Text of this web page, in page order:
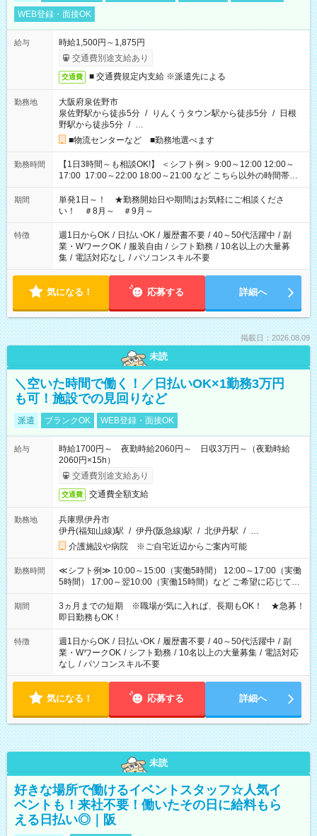
WEB登録・面接OK
給与
時給1,500円～1,875円
交通費別途支給あり
交通費 ■ 交通費規定内支給 ※派遣先による
勤務地
大阪府泉佐野市
泉佐野駅から徒歩5分 / りんくうタウン駅から徒歩5分 / 日根
野駅から徒歩5分 / …
■物流センターなど ■勤務地選べます
勤務時間
【1日3時間～も相談OK!】 ＜シフト例＞ 9:00～12:00 12:00～
17:00 17:00～22:00 18:00～21:00 など こちら以外の時間帯も
お気軽にご相談ください！
期間
単発1日～！ ★勤務開始日や期間はお気軽にご相談くださ
い！ ＃8月～ ＃9月～
特徴 週1日からOK / 日払いOK / 履歴書不要 / 40～50代活躍中 / 副
業・WワークOK / 服装自由 / シフト勤務 / 10名以上の大量募
集 / 電話対応なし / パソコンスキル不要
気になる！ 応募する 詳細へ
掲載日：2026.08.09
未読
＼空いた時間で働く！／日払いOK×1勤務3万円
も可！施設での見回りなど
派遣 ブランクOK WEB登録・面接OK
給与
時給1700円～ 夜勤時給2060円～ 日収3万円～（夜勤時給
2060円×15h）
交通費別途支給あり
交通費 交通費全額支給
勤務地
兵庫県伊丹市
伊丹(福知山線)駅 / 伊丹(阪急線)駅 / 北伊丹駅 / …
介護施設や病院 ※ご自宅近辺からご案内可能
勤務時間
≪シフト例≫ 10:00～15:00（実働5時間） 12:00～17:00（実働
5時間） 17:00～翌10:00（実働15時間）など ご希望に応じて、
働く時間は調整できます！ お気軽に担当へ相談ください！
期間
3ヵ月までの短期 ※職場が気に入れば、長期もOK！ ★急募！
即日勤務もOK！
特徴 週1日からOK / 日払いOK / 履歴書不要 / 40～50代活躍中 / 副
業・WワークOK / シフト勤務 / 10名以上の大量募集 / 電話対応
なし / パソコンスキル不要
気になる！ 応募する 詳細へ
未読
好きな場所で働けるイベントスタッフ☆人気イ
ベントも！来社不要！働いたその日に給料もら
える日払い◎｜阪